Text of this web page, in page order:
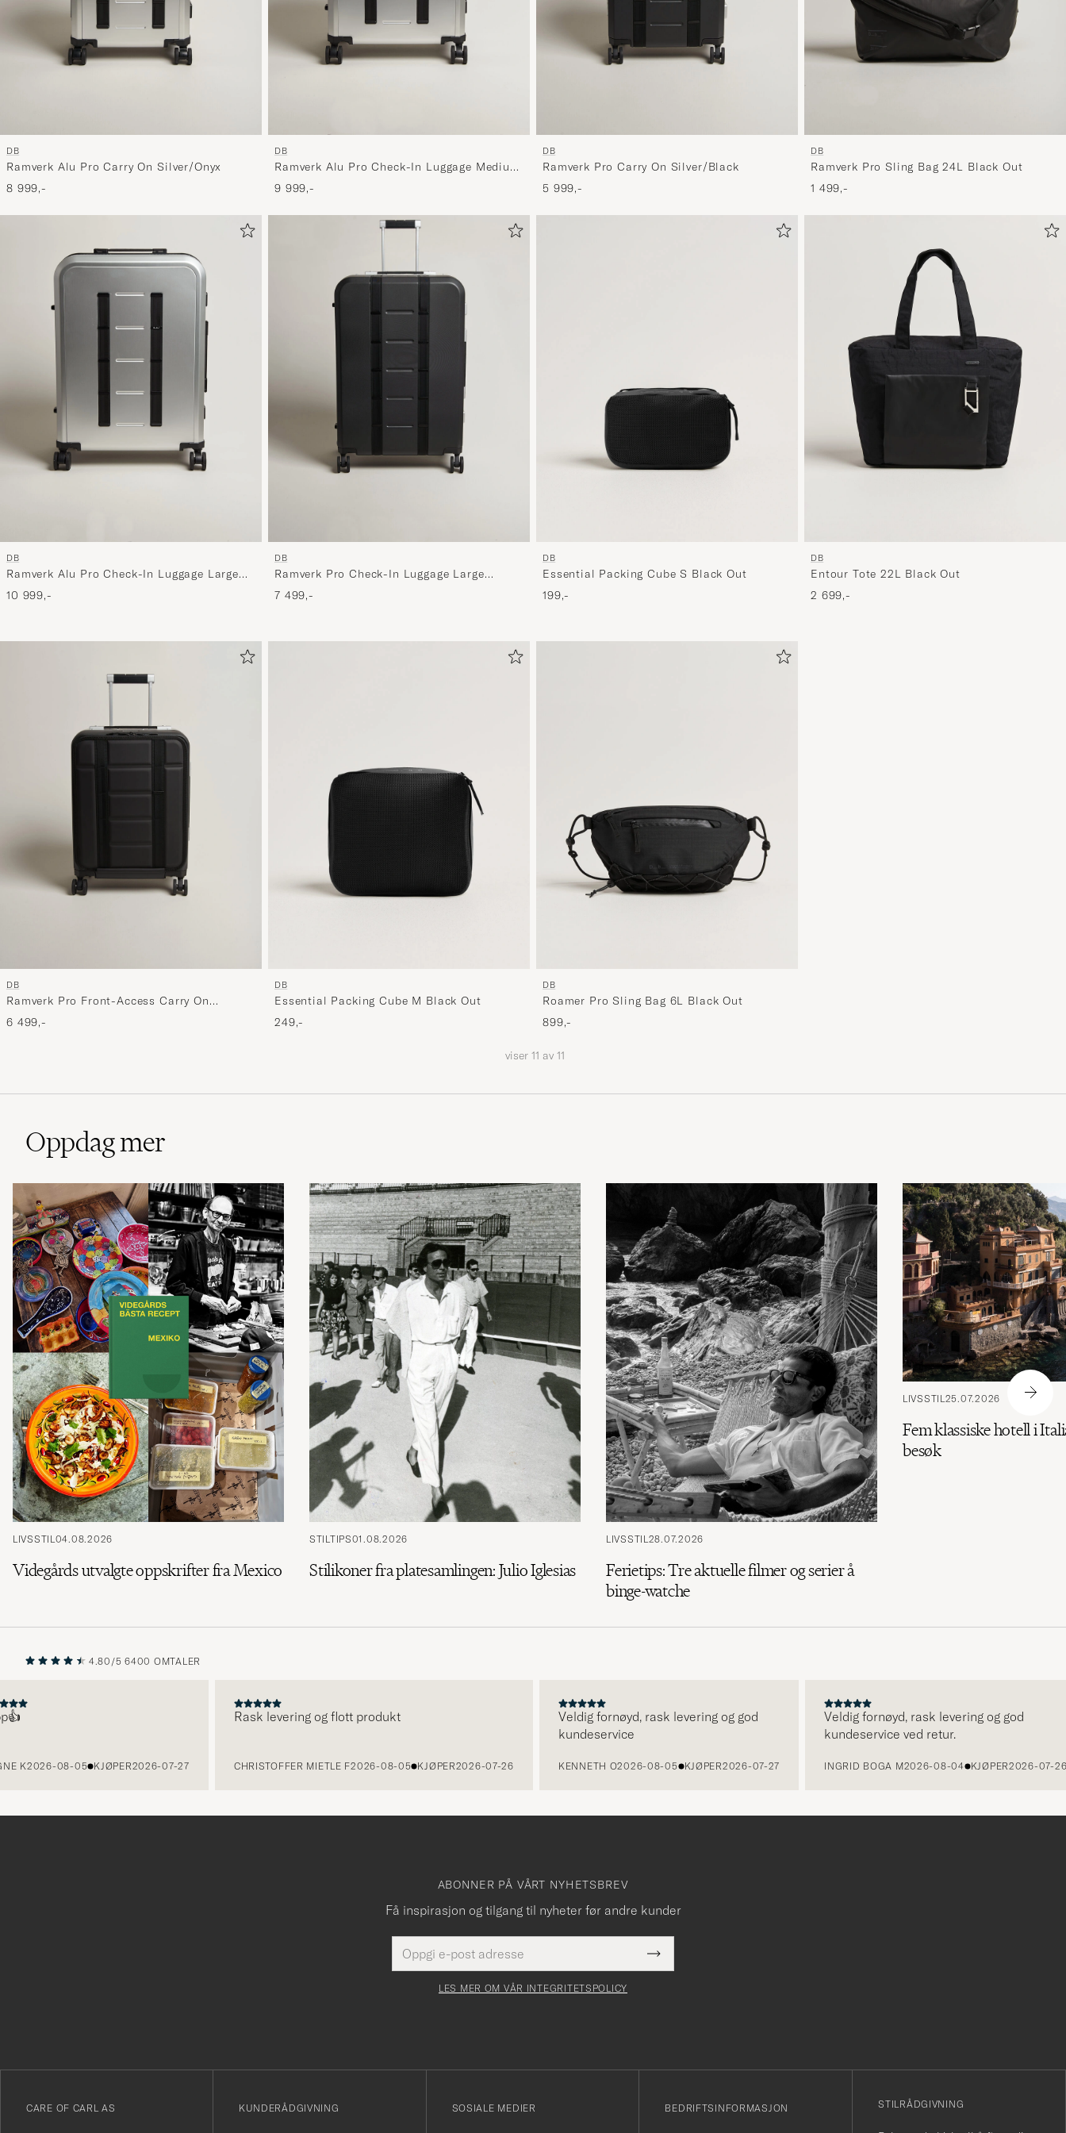
mer
utvalg
DB
Ramverk Alu Pro Carry On Silver/Onyx
8 999,-
DB
Ramverk Alu Pro Check-In Luggage Medium
Silver/Onyx
9 999,-
DB
Ramverk Pro Carry On Silver/Black
5 999,-
DB
Ramverk Pro Sling Bag 24L Black Out
1 499,-
DB
Ramverk Alu Pro Check-In Luggage Large
Silver/Onyx
10 999,-
DB
Ramverk Pro Check-In Luggage Large
Silver/Black
7 499,-
DB
Essential Packing Cube S Black Out
199,-
DB
Entour Tote 22L Black Out
2 699,-
DB
Ramverk Pro Front-Access Carry On
Silver/Black
6 499,-
DB
Essential Packing Cube M Black Out
249,-
DB
Roamer Pro Sling Bag 6L Black Out
899,-
viser 11 av 11
Oppdag mer
LIVSSTIL04.08.2026
Videgårds utvalgte oppskrifter fra Mexico
STILTIPS01.08.2026
Stilikoner fra platesamlingen: Julio Iglesias
LIVSSTIL28.07.2026
Ferietips: Tre aktuelle filmer og serier å
binge-watche
LIVSSTIL 25.07.2026
Fem klassiske hotell i
besøk
NESTE
4.80/5 6400 OMTALER
2026-08-05 KJØPER2026-07-27
Rask levering og flott produkt
CHRISTOFFER MIETLE F2026-08-05 KJØPER2026-07-26
Veldig fornøyd, rask levering og god
kundeservice
KENNETH O2026-08-05 KJØPER2026-07-27
Veldig fornøyd, rask levering og god
kundeservice ved retur.
INGRID BOGA M2026-08-04 KJØPER2026-07-26
ABONNER PÅ VÅRT NYHETSBREV
Få inspirasjon og tilgang til nyheter før andre kunder
postadresse
Dette
felt
Submit
Newsletter
vårt
LES MER OM VÅR INTEGRITETSPOLICY
CARE OF CARL AS KUNDERÅDGIVNING SOSIALE MEDIER BEDRIFTSINFORMASJON STILRÅDGIVNING